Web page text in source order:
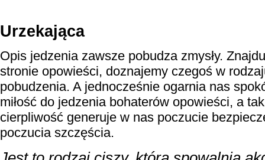
Urzekająca
Opis jedzenia zawsze pobudza zmysły.
stronie opowieści, doznajemy czegoś w
pobudzenia. A jednocześnie ogarnia nas
miłość do jedzenia bohaterów opowieści, a
cierpliwość generuje w nas poczucie
poczucia szczęścia.